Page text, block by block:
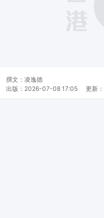
撰文： 凌逸德
出版： 2026-07-08 17:05 更新：